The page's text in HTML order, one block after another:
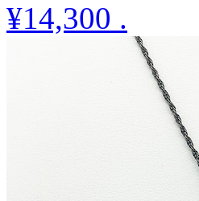
¥14,300 .